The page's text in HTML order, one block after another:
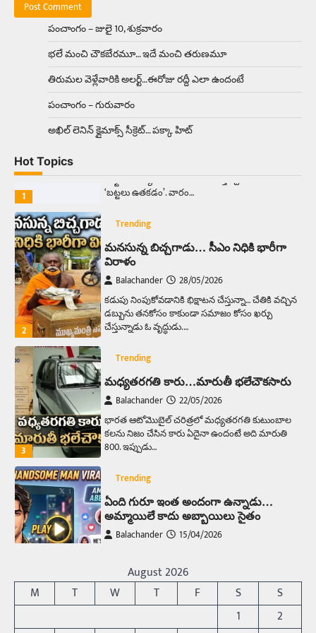
పంచాంగం – జులై 10, శుక్రవారం
భలే మంచి చౌకబేరమూ… ఇదే మంచి తరుణమూ
తిరుమల వెళ్లేవారికి అలర్ట్‌…ఈరోజు రద్దీ ఎలా ఉందంటే
పంచాంగం – గురువారం
అఖిల్‌ లెనిన్ క్లైమాక్స్‌ సీక్రెట్‌… పక్కా హిట్‌
Hot Topics
Balachander
ఉత్తర ప్రదేశ్‌లోని ఝాన్సీ జిల్లాలో ఒక వింతైన రోడ్డు
ప్రమాదం చోటుచేసుకుంది. ఝాన్సీ–కాన్పూర్ జాతీయ
రహదారిపై వేల సంఖ్యలో బీరు…
1
Trending
అక్కడ ఆదివారం బట్టలు ఉతికితే…జైలుకే
సాఫ్ట్‌వేర్ ఉద్యోగి వరకు అందరికీ గుర్తొచ్చే మొదటి పని
‘బట్టలు ఉతకడం’. వారం…
2
Trending
మనసున్న బిచ్చగాడు… సీఎం నిధికి భారీగా
విరాళం
Balachander 28/05/2026
కడుపు నింపుకోవడానికి భిక్షాటన చేస్తున్నా… చేతికి వచ్చిన
డబ్బును తనకోసం కాకుండా సమాజం కోసం ఖర్చు
చేస్తున్నాడు ఓ వృద్ధుడు.…
3
Trending
మధ్యతరగతి కారు…మారుతీ భలేచౌకసారు
Balachander 22/05/2026
భారత ఆటోమొబైల్ చరిత్రలో మధ్యతరగతి కుటుంబాల
కలను నిజం చేసిన కారు ఏదైనా ఉందంటే అది మారుతి
800. ఇప్పుడు…
4
Trending
ఏంది గురూ ఇంత అందంగా ఉన్నాడు…
అమ్మాయిలే కాదు అబ్బాయిలు సైతం
Balachander 15/04/2026
బోమ్మ అని పిలుస్తాం. స్పెయిన్‌ అమ్మాయిలు చాలా
అందంగా ఉంటారనే నానుడి…
August 2026
M
T W T F S
S
1
2